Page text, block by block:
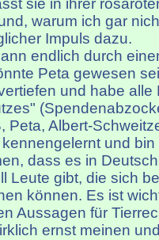
sie in ihrer
warum ich gar
Impuls dazu.
endlich durch
Peta gewesen
und habe
Peta, Albert-
und
dass es in
Leute gibt, die sich
können. Es ist
Aussagen für
ernst meinen